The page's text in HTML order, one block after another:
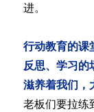
进。
行动教育的课
反思、学习的
滋养着我们，
老板们要拉练